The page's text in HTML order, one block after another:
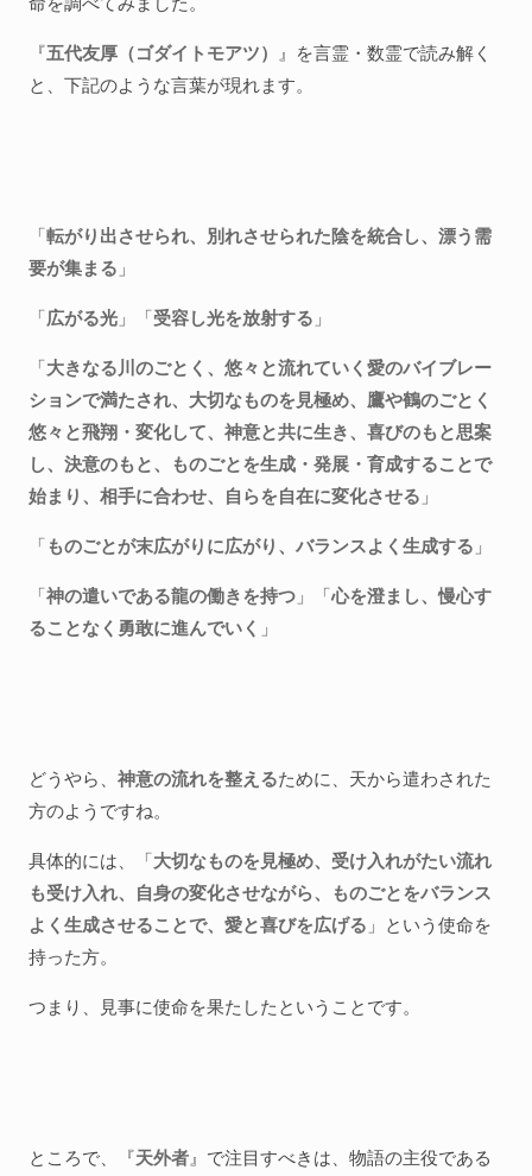
『五代友厚（ゴダイトモアツ） 』を言霊・数霊で読み解く
と、下記のような言葉が現れます。
「転がり出させられ、別れさせられた陰を統合し、漂う需
要が集まる 」
「広がる光 」「受容し光を放射する 」
「大きなる川のごとく、悠々と流れていく愛のバイブレー
ションで満たされ、大切なものを見極め、鷹や鶴のごとく
悠々と飛翔・変化して、神意と共に生き、喜びのもと思案
し、決意のもと、ものごとを生成・発展・育成することで
始まり、相手に合わせ、自らを自在に変化させる 」
「 ものごとが末広がりに広がり、バランスよく生成する 」
「神の遣いである龍の働きを持つ 」「心を澄まし、慢心す
ることなく勇敢に進んでいく 」
どうやら、 神意の流れを整えるために、天から遣わされた
方のようですね。
具体的には、「大切なものを見極め、受け入れがたい流れ
も受け入れ、自身の変化させながら、ものごとをバランス
よく生成させることで、愛と喜びを広げる 」という使命を
持った方。
つまり、見事に使命を果たしたということです。
ところで、『天外者』で注目すべきは、物語の主役である